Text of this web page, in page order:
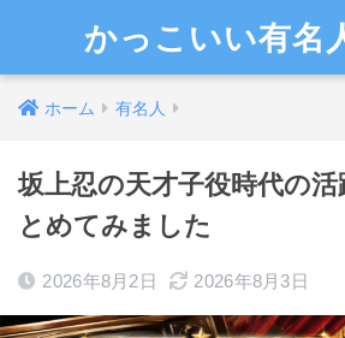
かっこいい有名
ホーム 有名人
坂上忍の天才子役時代の
とめてみました
2026年8月2日 2026年8月3日